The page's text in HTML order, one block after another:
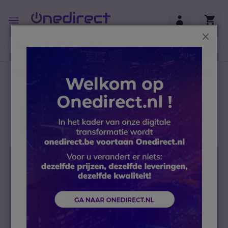
Toggle
Nav
btw)
Telefoontoestellen
Accessoires
Opladers en Batterijen
Oplader voor Alcatel Telefoons 4018 en 4028